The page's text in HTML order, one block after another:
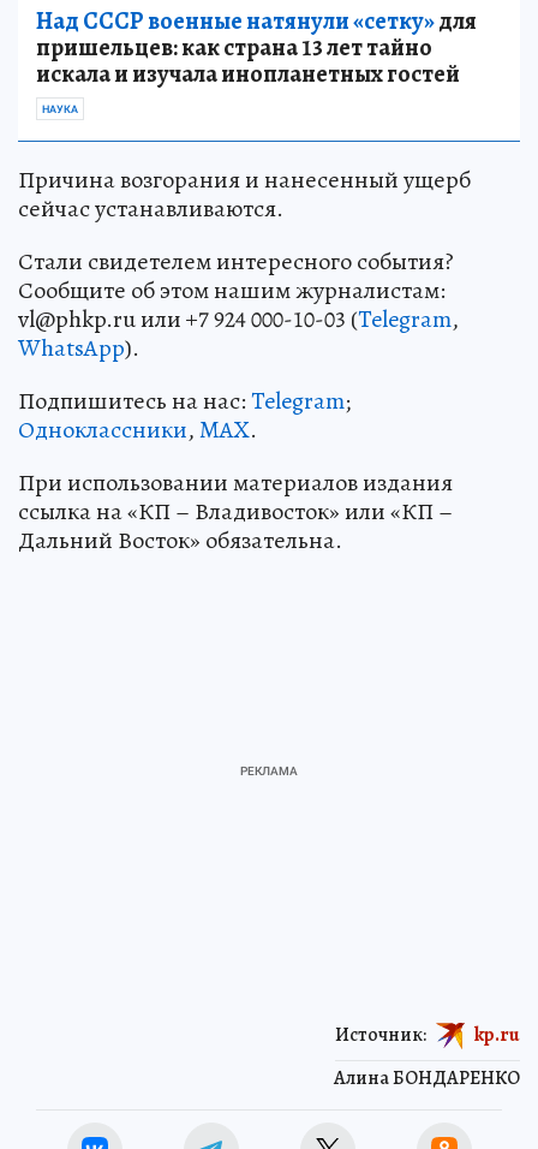
Над СССР военные натянули «сетку»для
пришельцев: как страна 13 лет тайно
искала и изучала инопланетных гостей
НАУКА
Причина возгорания и нанесенный ущерб
сейчас устанавливаются.
Стали свидетелем интересного события?
Сообщите об этом нашим журналистам:
vl@phkp.ru или +7 924 000-10-03 (Telegram,
WhatsApp).
Подпишитесь на нас:Telegram;
Одноклассники,MAX.
При использовании материалов издания
ссылка на «КП – Владивосток» или «КП –
Дальний Восток» обязательна.
Алина БОНДАРЕНКО
Источник: kp.ru